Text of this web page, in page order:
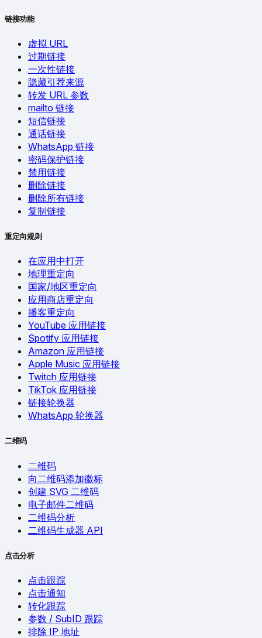
链接功能
虚拟 URL
过期链接
一次性链接
隐藏引荐来源
转发 URL 参数
mailto 链接
短信链接
通话链接
WhatsApp 链接
密码保护链接
禁用链接
删除链接
删除所有链接
复制链接
重定向规则
在应用中打开
地理重定向
国家/地区重定向
应用商店重定向
播客重定向
YouTube 应用链接
Spotify 应用链接
Amazon 应用链接
Apple Music 应用链接
Twitch 应用链接
TikTok 应用链接
链接轮换器
WhatsApp 轮换器
二维码
二维码
向二维码添加徽标
创建 SVG 二维码
电子邮件二维码
二维码分析
二维码生成器 API
点击分析
点击跟踪
点击通知
转化跟踪
参数 / SubID 跟踪
排除 IP 地址